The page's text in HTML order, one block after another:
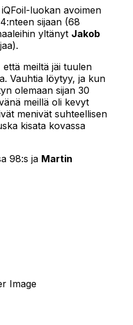
luokan avoimen
sijaan (68
yltänyt Jakob
meiltä jäi tuulen
Vauhtia löytyy, ja kun
olemaan sijan 30
meillä oli kevyt
menivät suhteellisen
kisata kovassa
98:s ja Martin